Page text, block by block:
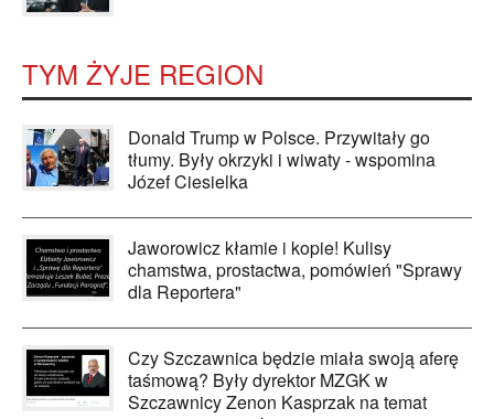
TYM ŻYJE REGION
Donald Trump w Polsce. Przywitały go
tłumy. Były okrzyki i wiwaty - wspomina
Józef Ciesielka
Jaworowicz kłamie i kopie! Kulisy
chamstwa, prostactwa, pomówień "Sprawy
dla Reportera"
Czy Szczawnica będzie miała swoją aferę
taśmową? Były dyrektor MZGK w
Szczawnicy Zenon Kasprzak na temat